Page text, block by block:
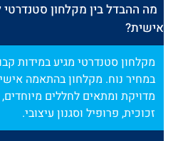
מה ההבדל בין מקלחון סטנדרטי
אישית?
מקלחון סטנדרטי מגיע במידות
במחיר נוח. מקלחון בהתאמה אישית
מדויקת ומתאים לחללים מיוחדים,
זכוכית, פרופיל וסגנון עיצובי.